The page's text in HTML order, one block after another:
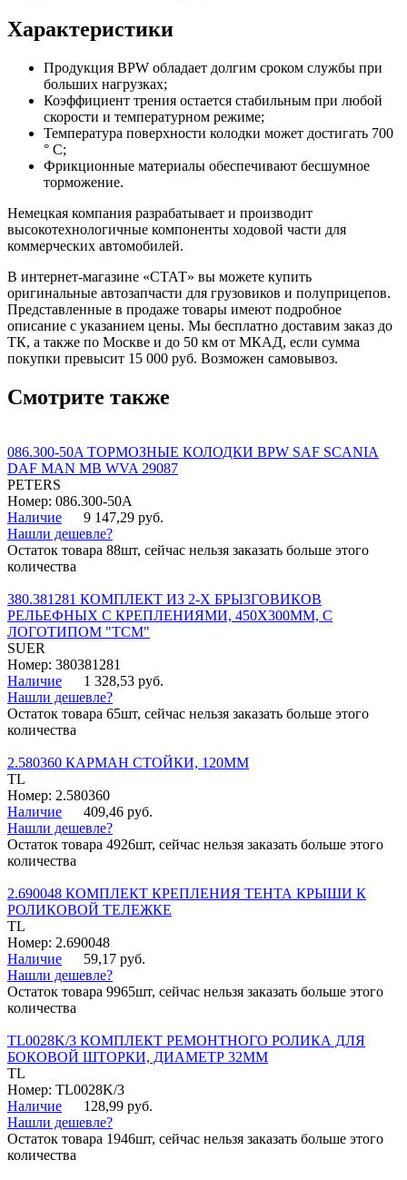
Характеристики
Продукция BPW обладает долгим сроком службы при
больших нагрузках;
Коэффициент трения остается стабильным при любой
скорости и температурном режиме;
Температура поверхности колодки может достигать 700
° С;
Фрикционные материалы обеспечивают бесшумное
торможение.
Немецкая компания разрабатывает и производит
высокотехнологичные компоненты ходовой части для
коммерческих автомобилей.
В интернет-магазине «СТАТ» вы можете купить
оригинальные автозапчасти для грузовиков и полуприцепов.
Представленные в продаже товары имеют подробное
описание с указанием цены. Мы бесплатно доставим заказ до
ТК, а также по Москве и до 50 км от МКАД, если сумма
покупки превысит 15 000 руб. Возможен самовывоз.
Смотрите также
086.300-50A ТОРМОЗНЫЕ КОЛОДКИ BPW SAF SCANIA
DAF MAN MB WVA 29087
PETERS
Номер: 086.300-50A
Наличие
9 147,29 руб.
Нашли дешевле?
Остаток товара 88шт, сейчас нельзя заказать больше этого
количества
380.381281 КОМПЛЕКТ ИЗ 2-Х БРЫЗГОВИКОВ
РЕЛЬЕФНЫХ С КРЕПЛЕНИЯМИ, 450Х300ММ, С
ЛОГОТИПОМ "ТСМ"
SUER
Номер: 380381281
Наличие
1 328,53 руб.
Нашли дешевле?
Остаток товара 65шт, сейчас нельзя заказать больше этого
количества
2.580360 КАРМАН СТОЙКИ, 120ММ
TL
Номер: 2.580360
Наличие
409,46 руб.
Нашли дешевле?
Остаток товара 4926шт, сейчас нельзя заказать больше этого
количества
2.690048 КОМПЛЕКТ КРЕПЛЕНИЯ ТЕНТА КРЫШИ К
РОЛИКОВОЙ ТЕЛЕЖКЕ
TL
Номер: 2.690048
Наличие
59,17 руб.
Нашли дешевле?
Остаток товара 9965шт, сейчас нельзя заказать больше этого
количества
TL0028K/3 КОМПЛЕКТ РЕМОНТНОГО РОЛИКА ДЛЯ
БОКОВОЙ ШТОРКИ, ДИАМЕТР 32ММ
TL
Номер: TL0028K/3
Наличие
128,99 руб.
Нашли дешевле?
Остаток товара 1946шт, сейчас нельзя заказать больше этого
количества